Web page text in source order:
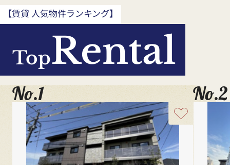
【賃貸 人気物件ランキング】
TopRental
No.1 No.2